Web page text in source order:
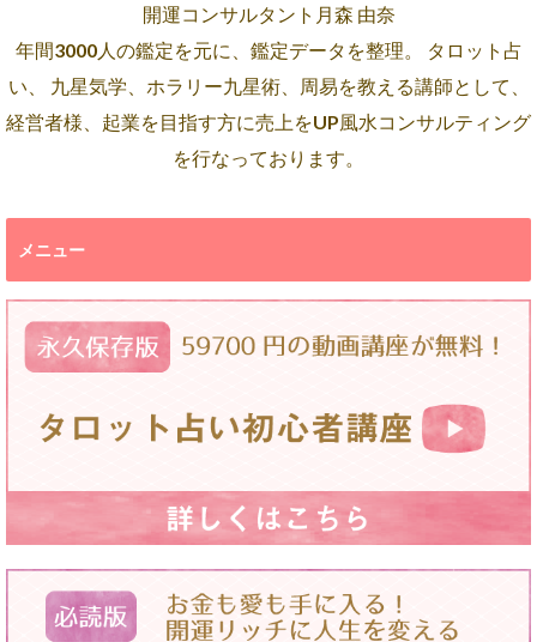
開運コンサルタント月森 由奈
年間3000人の鑑定を元に、鑑定データを整理。 タロット占
い、 九星気学、ホラリー九星術、周易を教える講師として、
経営者様、起業を目指す方に売上をUP風水コンサルティング
を行なっております。
メニュー